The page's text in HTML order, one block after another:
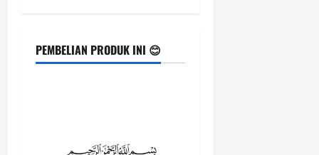
v
i
PEMBELIAN PRODUK INI 😊